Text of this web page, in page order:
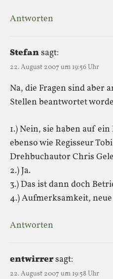
Antworten
Stefansagt:
22. August 2007 um 19:56 Uhr
Na, die Fragen sind aber
Stellen beantwortet
1.) Nein, sie haben auf
ebenso wie Regisseur
Drehbuchautor Chris
2.) Ja.
3.) Das ist dann doch
4.) Aufmerksamkeit, neue
Antworten
entwirrersagt:
22. August 2007 um 19:58 Uhr